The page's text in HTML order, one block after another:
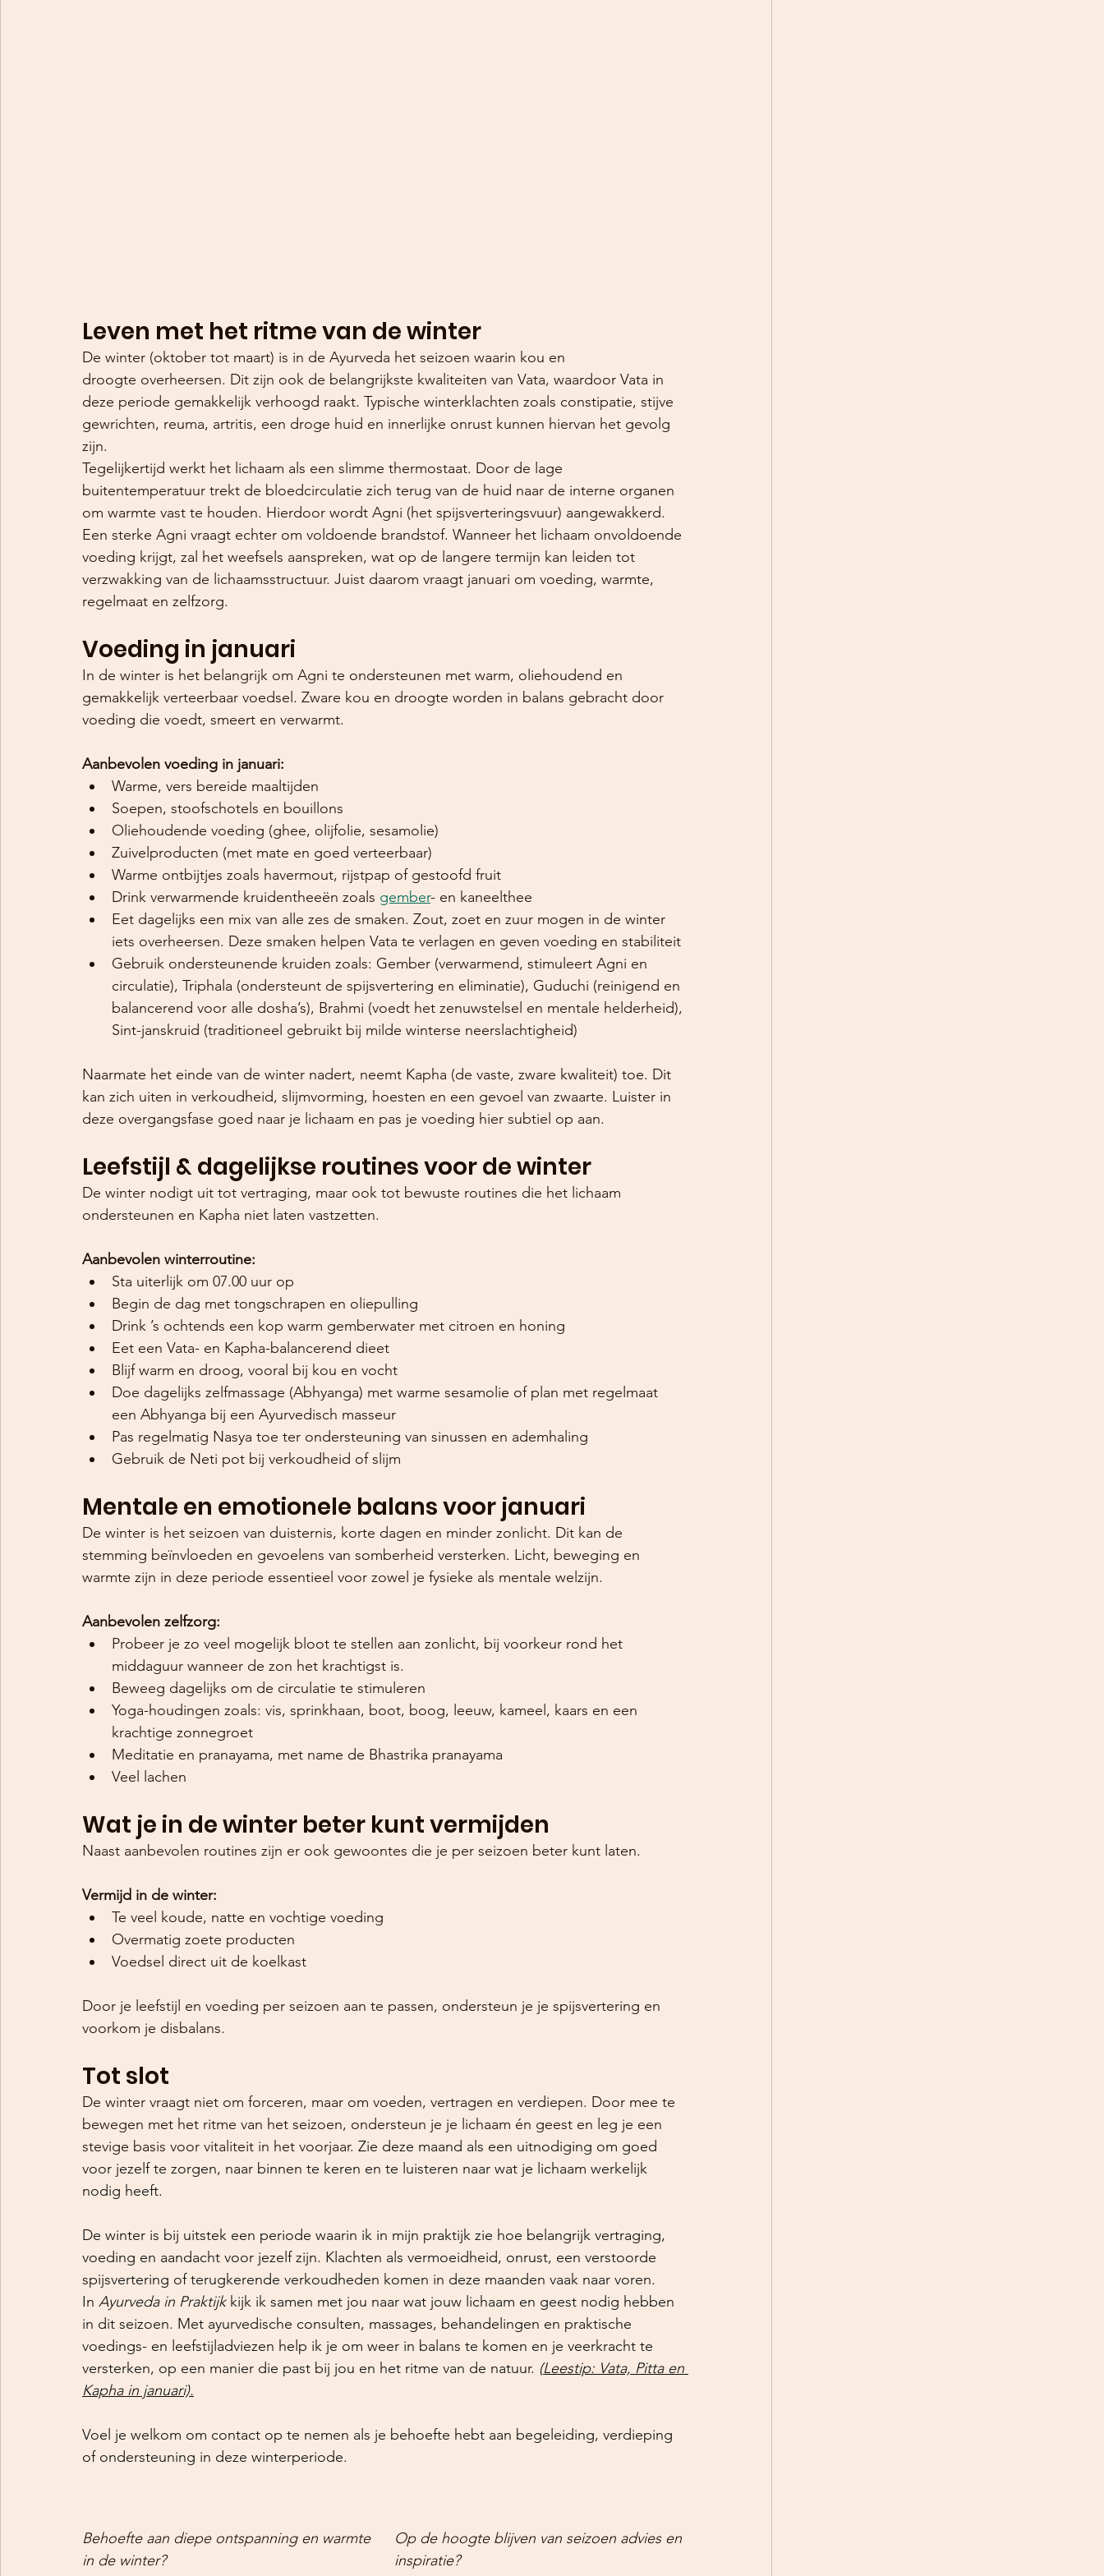
Leven met het ritme van de winter
De winter (oktober tot maart) is in de Ayurveda het seizoen waarin kou en
droogte overheersen. Dit zijn ook de belangrijkste kwaliteiten van Vata, waardoor Vata in
deze periode gemakkelijk verhoogd raakt. Typische winterklachten zoals constipatie, stijve
gewrichten, reuma, artritis, een droge huid en innerlijke onrust kunnen hiervan het gevolg
zijn.
Tegelijkertijd werkt het lichaam als een slimme thermostaat. Door de lage
buitentemperatuur trekt de bloedcirculatie zich terug van de huid naar de interne organen
om warmte vast te houden. Hierdoor wordt Agni (het spijsverteringsvuur) aangewakkerd.
Een sterke Agni vraagt echter om voldoende brandstof. Wanneer het lichaam onvoldoende
voeding krijgt, zal het weefsels aanspreken, wat op de langere termijn kan leiden tot
verzwakking van de lichaamsstructuur. Juist daarom vraagt januari om voeding, warmte,
regelmaat en zelfzorg.
Voeding in januari
In de winter is het belangrijk om Agni te ondersteunen met warm, oliehoudend en
gemakkelijk verteerbaar voedsel. Zware kou en droogte worden in balans gebracht door
voeding die voedt, smeert en verwarmt.
Aanbevolen voeding in januari:
Warme, vers bereide maaltijden
Soepen, stoofschotels en bouillons
Oliehoudende voeding (ghee, olijfolie, sesamolie)
Zuivelproducten (met mate en goed verteerbaar)
Warme ontbijtjes zoals havermout, rijstpap of gestoofd fruit
Drink verwarmende kruidentheeën zoals gember- en kaneelthee
Eet dagelijks een mix van alle zes de smaken. Zout, zoet en zuur mogen in de winter
iets overheersen. Deze smaken helpen Vata te verlagen en geven voeding en stabiliteit
Gebruik ondersteunende kruiden zoals: Gember (verwarmend, stimuleert Agni en
circulatie), Triphala (ondersteunt de spijsvertering en eliminatie), Guduchi (reinigend en
balancerend voor alle dosha’s), Brahmi (voedt het zenuwstelsel en mentale helderheid),
Sint-janskruid (traditioneel gebruikt bij milde winterse neerslachtigheid)
Naarmate het einde van de winter nadert, neemt Kapha (de vaste, zware kwaliteit) toe. Dit
kan zich uiten in verkoudheid, slijmvorming, hoesten en een gevoel van zwaarte. Luister in
deze overgangsfase goed naar je lichaam en pas je voeding hier subtiel op aan.
Leefstijl & dagelijkse routines voor de winter
De winter nodigt uit tot vertraging, maar ook tot bewuste routines die het lichaam
ondersteunen en Kapha niet laten vastzetten.
Aanbevolen winterroutine:
Sta uiterlijk om 07.00 uur op
Begin de dag met tongschrapen en oliepulling
Drink ’s ochtends een kop warm gemberwater met citroen en honing
Eet een Vata- en Kapha-balancerend dieet
Blijf warm en droog, vooral bij kou en vocht
Doe dagelijks zelfmassage (Abhyanga) met warme sesamolie of plan met regelmaat
een Abhyanga bij een Ayurvedisch masseur
Pas regelmatig Nasya toe ter ondersteuning van sinussen en ademhaling
Gebruik de Neti pot bij verkoudheid of slijm
Mentale en emotionele balans voor januari
De winter is het seizoen van duisternis, korte dagen en minder zonlicht. Dit kan de
stemming beïnvloeden en gevoelens van somberheid versterken. Licht, beweging en
warmte zijn in deze periode essentieel voor zowel je fysieke als mentale welzijn.
Aanbevolen zelfzorg:
Probeer je zo veel mogelijk bloot te stellen aan zonlicht, bij voorkeur rond het
middaguur wanneer de zon het krachtigst is.
Beweeg dagelijks om de circulatie te stimuleren
Yoga-houdingen zoals: vis, sprinkhaan, boot, boog, leeuw, kameel, kaars en een
krachtige zonnegroet
Meditatie en pranayama, met name de Bhastrika pranayama
Veel lachen
Wat je in de winter beter kunt vermijden
Naast aanbevolen routines zijn er ook gewoontes die je per seizoen beter kunt laten.
Vermijd in de winter:
Te veel koude, natte en vochtige voeding
Overmatig zoete producten
Voedsel direct uit de koelkast
Door je leefstijl en voeding per seizoen aan te passen, ondersteun je je spijsvertering en
voorkom je disbalans.
Tot slot
De winter vraagt niet om forceren, maar om voeden, vertragen en verdiepen. Door mee te
bewegen met het ritme van het seizoen, ondersteun je je lichaam én geest en leg je een
stevige basis voor vitaliteit in het voorjaar. Zie deze maand als een uitnodiging om goed
voor jezelf te zorgen, naar binnen te keren en te luisteren naar wat je lichaam werkelijk
nodig heeft.
De winter is bij uitstek een periode waarin ik in mijn praktijk zie hoe belangrijk vertraging,
voeding en aandacht voor jezelf zijn. Klachten als vermoeidheid, onrust, een verstoorde
spijsvertering of terugkerende verkoudheden komen in deze maanden vaak naar voren.
In Ayurveda in Praktijk kijk ik samen met jou naar wat jouw lichaam en geest nodig hebben
in dit seizoen. Met ayurvedische consulten, massages, behandelingen en praktische
voedings- en leefstijladviezen help ik je om weer in balans te komen en je veerkracht te
versterken, op een manier die past bij jou en het ritme van de natuur. (Leestip: Vata, Pitta en
Kapha in januari).
Voel je welkom om contact op te nemen als je behoefte hebt aan begeleiding, verdieping
of ondersteuning in deze winterperiode.
Behoefte aan diepe ontspanning en warmte
in de winter?
Op de hoogte blijven van seizoen advies en
inspiratie?